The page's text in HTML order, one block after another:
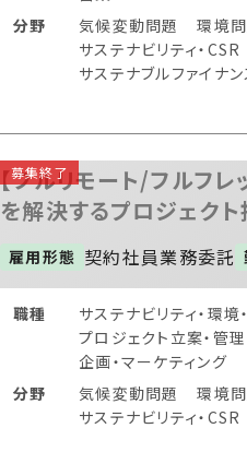
分野
気候変動問題 環境
サステナビリティ・CSR
サステナブルファイナ
【フルリモート/フルフ
を解決するプロジェク
雇用形態 契約社員業務委託
職種
サステナビリティ・環境
プロジェクト立案・管
企画・マーケティング
分野
気候変動問題 環境
サステナビリティ・CSR